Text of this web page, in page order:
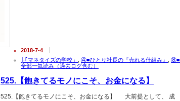
2018-7-4
├｢マネタイズの学校」
④■ひとり社長の『売れる仕組み』
⑧■
全部一気読み（過去ログ含む）
525.【飽きてるモノにこそ、お金になる】
525.【飽きてるモノにこそ、お金になる】 大前提として、 成